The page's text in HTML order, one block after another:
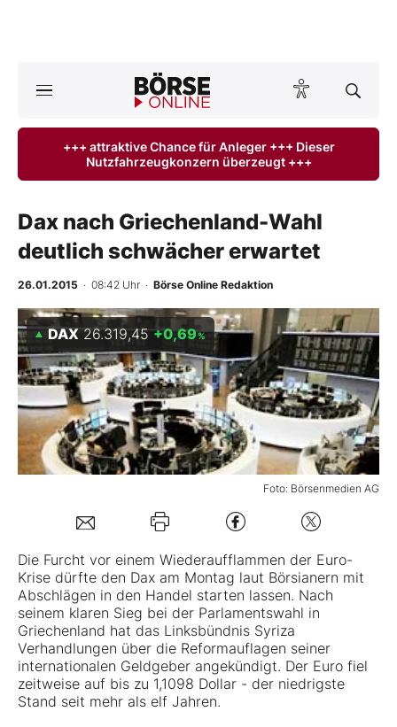
ktuelle Ausgabe BÖRSE ONLINE lesen
Finanz-Check
BO-Musterdepots
Experten
Mein B:O
Kontakt
+++ attraktive Chance für Anleger +++ Dieser
Nutzfahrzeugkonzern überzeugt +++
Dax nach Griechenland-Wahl
deutlich schwächer erwartet
26.01.2015 · 08:42 Uhr · Börse Online Redaktion
Foto: Börsenmedien AG
DAX 26.319,45 +0,69%
Die Furcht vor einem Wiederaufflammen der Euro-
Krise dürfte den Dax am Montag laut Börsianern mit
Abschlägen in den Handel starten lassen. Nach
seinem klaren Sieg bei der Parlamentswahl in
Griechenland hat das Linksbündnis Syriza
Verhandlungen über die Reformauflagen seiner
internationalen Geldgeber angekündigt. Der Euro fiel
zeitweise auf bis zu 1,1098 Dollar - der niedrigste
Stand seit mehr als elf Jahren.